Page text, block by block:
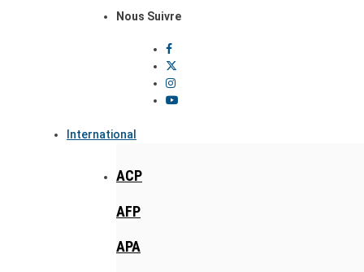
Nous Suivre
International
ACP
AFP
APA